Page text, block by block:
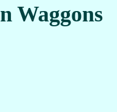
Waggons